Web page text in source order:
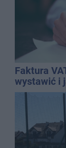
Faktura
wystawić i